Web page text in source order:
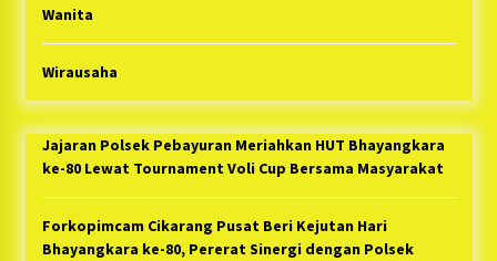
Wanita
Wirausaha
Jajaran Polsek Pebayuran Meriahkan HUT Bhayangkara
ke-80 Lewat Tournament Voli Cup Bersama Masyarakat
Forkopimcam Cikarang Pusat Beri Kejutan Hari
Bhayangkara ke-80, Pererat Sinergi dengan Polsek